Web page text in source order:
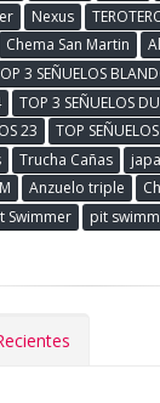
Nexus
Chema San Martin
3 SEÑUELOS
TOP 3 SEÑUELOS
23
TOP
Trucha Cañas
Anzuelo triple
Swimmer pit